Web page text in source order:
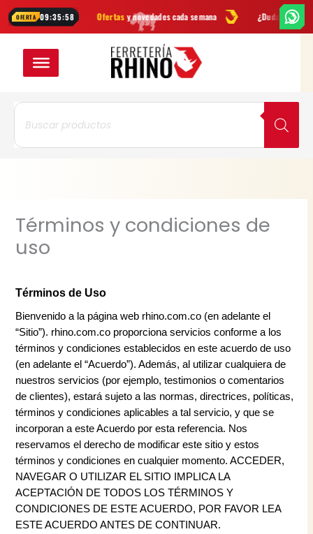
OFERTA 09:35:57Ofertas y novedades cada semana ¿Dudas? Escríbenos por
Búsqueda
productos
Términos y condiciones de
uso
Términos de Uso
Bienvenido a la página web rhino.com.co (en adelante el
“Sitio”). rhino.com.co proporciona servicios conforme a los
términos y condiciones establecidos en este acuerdo de uso
(en adelante el “Acuerdo”). Además, al utilizar cualquiera de
nuestros servicios (por ejemplo, testimonios o comentarios
de clientes), estará sujeto a las normas, directrices, políticas,
términos y condiciones aplicables a tal servicio, y que se
incorporan a este Acuerdo por esta referencia. Nos
reservamos el derecho de modificar este sitio y estos
términos y condiciones en cualquier momento. ACCEDER,
NAVEGAR O UTILIZAR EL SITIO IMPLICA LA
ACEPTACIÓN DE TODOS LOS TÉRMINOS Y
CONDICIONES DE ESTE ACUERDO, POR FAVOR LEA
ESTE ACUERDO ANTES DE CONTINUAR.